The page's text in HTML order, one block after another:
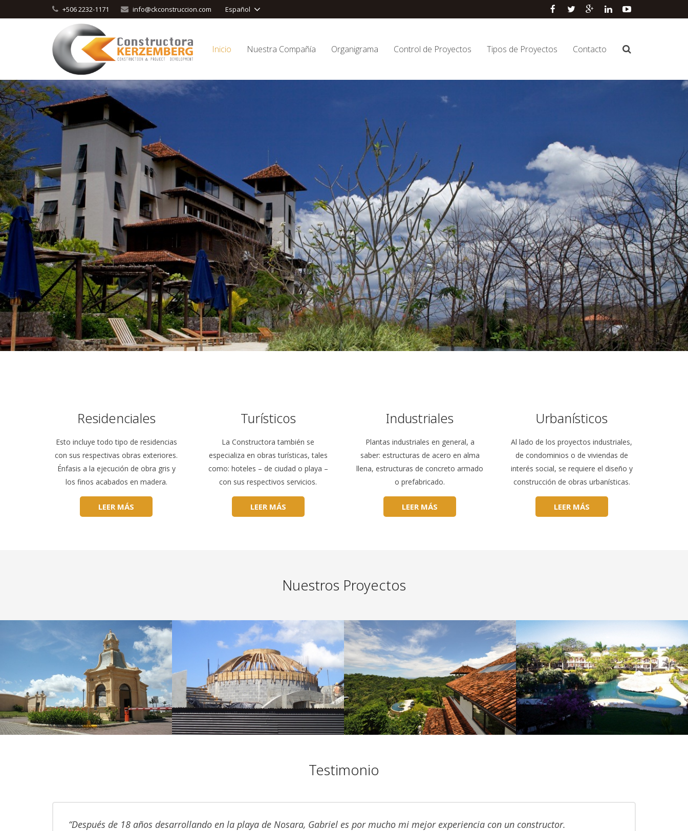
+506 2232-1171 info@ckconstruccion.com Español
Inicio Nuestra Compañía Organigrama Control de Proyectos Tipos de Proyectos Contacto
Residenciales
Esto incluye todo tipo de residencias
con sus respectivas obras exteriores.
Énfasis a la ejecución de obra gris y
los finos acabados en madera.
LEER MÁS
Turísticos
La Constructora también se
especializa en obras turísticas, tales
como: hoteles – de ciudad o playa –
con sus respectivos servicios.
LEER MÁS
Industriales
Plantas industriales en general, a
saber: estructuras de acero en alma
llena, estructuras de concreto armado
o prefabricado.
LEER MÁS
Urbanísticos
Al lado de los proyectos industriales,
de condominios o de viviendas de
interés social, se requiere el diseño y
construcción de obras urbanísticas.
LEER MÁS
Nuestros Proyectos
Testimonio
Después de 18 años desarrollando en la playa de Nosara, Gabriel es por mucho mi mejor experiencia con un constructor.